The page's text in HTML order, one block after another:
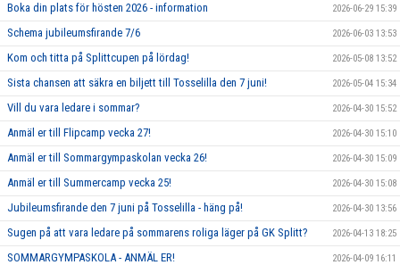
Boka din plats för hösten 2026 - information 2026-06-29 15:39
Schema jubileumsfirande 7/6 2026-06-03 13:53
Kom och titta på Splittcupen på lördag! 2026-05-08 13:52
Sista chansen att säkra en biljett till Tosselilla den 7 juni! 2026-05-04 15:34
Vill du vara ledare i sommar? 2026-04-30 15:52
Anmäl er till Flipcamp vecka 27! 2026-04-30 15:10
Anmäl er till Sommargympaskolan vecka 26! 2026-04-30 15:09
Anmäl er till Summercamp vecka 25! 2026-04-30 15:08
Jubileumsfirande den 7 juni på Tosselilla - häng på! 2026-04-30 13:56
Sugen på att vara ledare på sommarens roliga läger på GK Splitt? 2026-04-13 18:25
SOMMARGYMPASKOLA - ANMÄL ER! 2026-04-09 16:11